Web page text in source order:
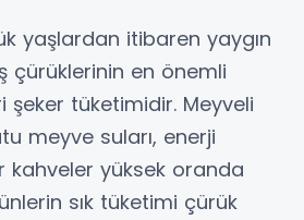
yaşlardan itibaren yaygın
çürüklerinin en önemli
şeker tüketimidir. Meyveli
meyve suları, enerji
kahveler yüksek oranda
sık tüketimi çürük